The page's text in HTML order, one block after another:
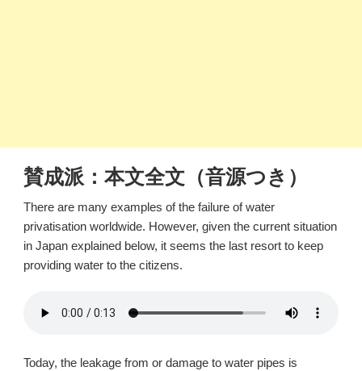
賛成派：本文全文（音源つき）
There are many examples of the failure of water
privatisation worldwide. However, given the current situation
in Japan explained below, it seems the last resort to keep
providing water to the citizens.
Today, the leakage from or damage to water pipes is